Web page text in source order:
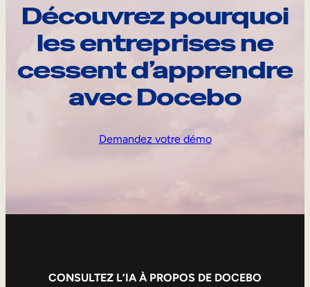
Découvrez pourquoi
les entreprises ne
cessent d’apprendre
avec Docebo
Demandez votre démo
CONSULTEZ L’IA À PROPOS DE DOCEBO